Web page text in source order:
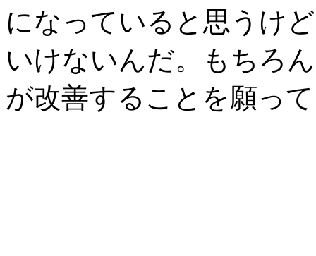
になっていると思うけ
いけないんだ。もちろ
が改善することを願っ